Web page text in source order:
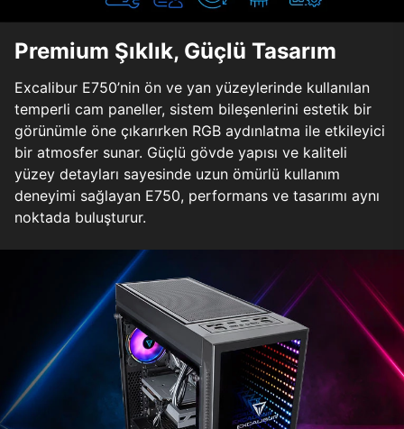
Premium Şıklık, Güçlü Tasarım
Excalibur E750’nin ön ve yan yüzeylerinde kullanılan
temperli cam paneller, sistem bileşenlerini estetik bir
görünümle öne çıkarırken RGB aydınlatma ile etkileyici
bir atmosfer sunar. Güçlü gövde yapısı ve kaliteli
yüzey detayları sayesinde uzun ömürlü kullanım
deneyimi sağlayan E750, performans ve tasarımı aynı
noktada buluşturur.